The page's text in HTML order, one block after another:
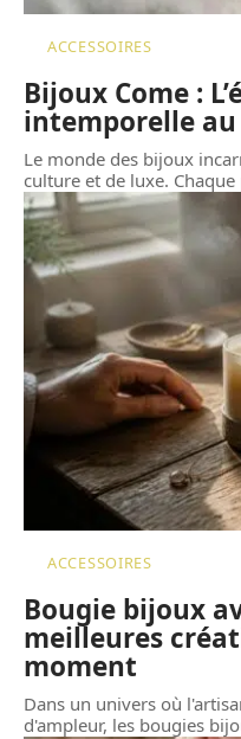
ACCESSOIRES
Bijoux Come :
intemporelle
Le monde des bijoux
culture et de luxe. Chaque
ACCESSOIRES
Bougie bijoux
meilleures
moment
Dans un univers où
d'ampleur, les bougies